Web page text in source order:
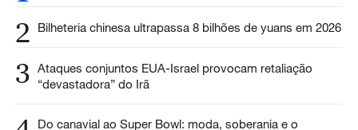
2 Bilheteria chinesa ultrapassa 8 bilhões de yuans em 2026
3 Ataques conjuntos EUA-Israel provocam retaliação
“devastadora” do Irã
Do canavial ao Super Bowl: moda, soberania e o